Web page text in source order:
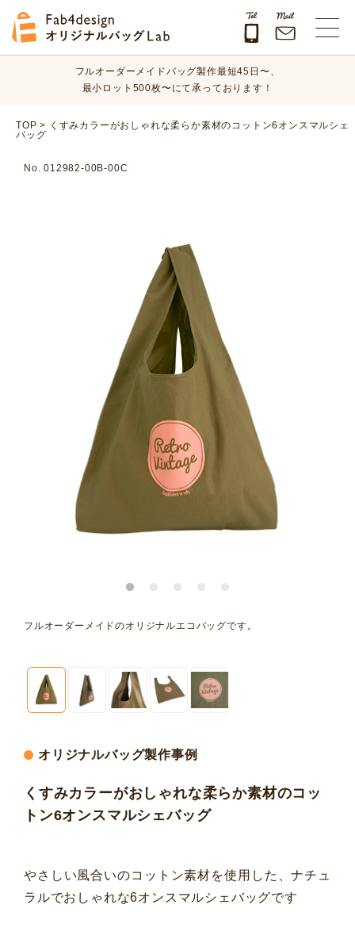
オリジナルバッグのデザイン、素材、数量、納期など、
まずはお気軽にご相談ください！
フルオーダーメイドバッグ製作最短45日〜、
最小ロット500枚〜にて承っております！
オリジナルバッグのデザイン、素材、数量、納期など、
TOP > くすみカラーがおしゃれな柔らか素材のコットン6オンスマルシェ
バッグ
No. 012982-00B-00C
フルオーダーメイドのオリジナルエコバッグです。
オリジナルバッグ製作事例
くすみカラーがおしゃれな柔らか素材のコッ
トン6オンスマルシェバッグ
やさしい風合いのコットン素材を使用した、ナチュ
ラルでおしゃれな6オンスマルシェバッグです